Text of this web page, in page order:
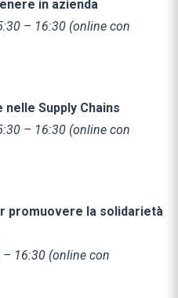
in azienda
– 16:30 (online con
Supply Chains
– 16:30 (online con
promuovere la solidarietà
16:30 (online con